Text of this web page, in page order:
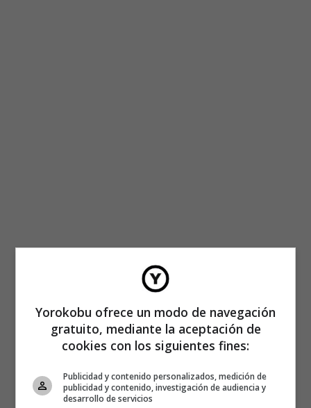
Puerto Rico ,gringo style, se puede ser tan hijoeputa
comomotherfucker.
Yorokobu ofrece un modo de navegación
gratuito, mediante la aceptación de
cookies con los siguientes fines:
Publicidad y contenido personalizados, medición de
publicidad y contenido, investigación de audiencia y
desarrollo de servicios